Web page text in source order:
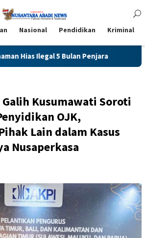
Nasional Pendidikan Kriminal
5 Bulan Penjara Sidang
Galih Kusumawati Soroti
OJK,
Lain dalam Kasus
Nusaperkasa